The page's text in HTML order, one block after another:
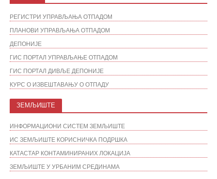
РЕГИСТРИ УПРАВЉАЊА ОТПАДОМ
ПЛАНОВИ УПРАВЉАЊА ОТПАДОМ
ДЕПОНИЈЕ
ГИС ПОРТАЛ УПРАВЉАЊЕ ОТПАДОМ
ГИС ПОРТАЛ ДИВЉЕ ДЕПОНИЈЕ
КУРС О ИЗВЕШТАВАЊУ О ОТПАДУ
ЗЕМЉИШТЕ
ИНФОРМАЦИОНИ СИСТЕМ ЗЕМЉИШТЕ
ИС ЗЕМЉИШТЕ КОРИСНИЧКА ПОДРШКА
КАТАСТАР КОНТАМИНИРАНИХ ЛОКАЦИЈА
ЗЕМЉИШТЕ У УРБАНИМ СРЕДИНАМА